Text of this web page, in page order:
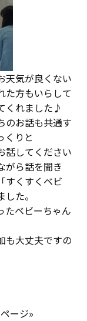
天気が良くない
た方もいらして
くれました♪
のお話も共通す
くりと
話してください
がら話を聞き
すくすくベビ
た。
たベビーちゃん
も大丈夫ですの
ージ»